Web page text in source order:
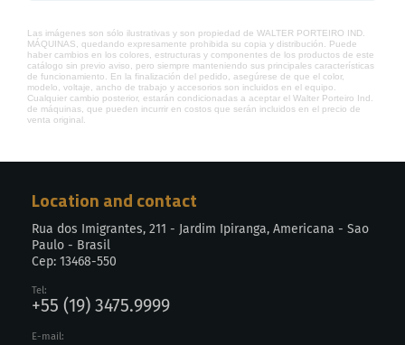
Las imágenes son sólo ilustrativas y son propiedad de WALTER PORTEIRO IND.
MÁQUINAS, quedando expresamente prohibida su copia y distribución. Puede
haber cambios en los colores, estructuras y componentes de los productos de este
catálogo sin previo aviso, pero siempre manteniendo sus principales características
de funcionamiento. En la finalización del pedido, asegúrese de que el color,
modelo, voltaje, ancho de trabajo y accesorios son incluidos en el equipo.
Cualquier cambio posterior, estarán condicionadas a aceptar el Walter Porteiro Ind.
de máquinas, que pueden incurrir en costos que serán incluidos en el precio de
venta original.
Location and contact
Rua dos Imigrantes, 211 - Jardim Ipiranga, Americana - Sao
Paulo - Brasil
Cep: 13468-550
Tel:
+55 (19) 3475.9999
E-mail: